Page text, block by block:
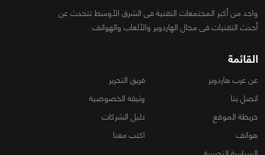
واحد من أكبر المجتمعات التقنية فى الشرق الأوسط تتحدث عن
أحدث التقنيات فى مجال الهاردوير والألعاب والهواتف
القائمة
عن عرب هاردوير
فريق التحرير
اتصل بنا
وثيقة الخصوصية
خريطة الموقع
دليل الشركات
هواتف
اكتب معنا